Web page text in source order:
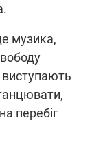
музика,
перебіг